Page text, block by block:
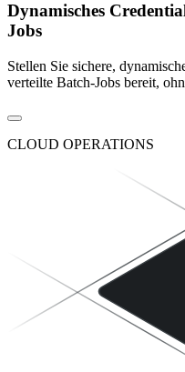
Dynamisches
Jobs
Stellen Sie sichere,
verteilte Batch-Jobs bereit,
CLOUD OPERATIONS